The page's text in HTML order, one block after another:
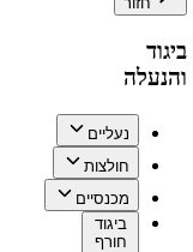
ביגוד
והנעלה
נעליים
חולצות
מכנסיים
ביגוד
חורף